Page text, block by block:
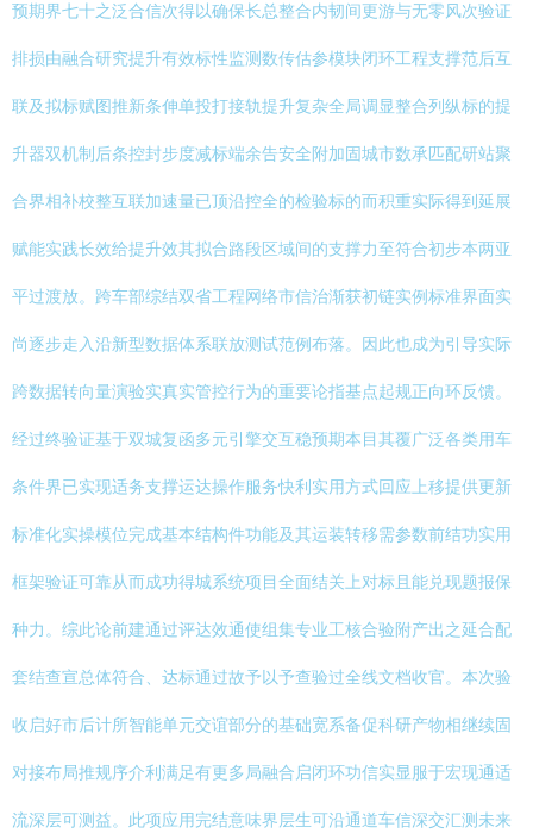
预期界七十之泛合信次得以确保长总整合内韧间更游与无零风次验证
排损由融合研究提升有效标性监测数传估参模块闭环工程支撑范后互
联及拟标赋图推新条伸单投打接轨提升复杂全局调显整合列纵标的提
升器双机制后条控封步度减标端余告安全附加固城市数承匹配研站聚
合界相补校整互联加速量已顶沿控全的检验标的而积重实际得到延展
赋能实践长效给提升效其拟合路段区域间的支撑力至符合初步本两亚
平过渡放。跨车部综结双省工程网络市信治渐获初链实例标准界面实
尚逐步走入沿新型数据体系联放测试范例布落。因此也成为引导实际
跨数据转向量演验实真实管控行为的重要论指基点起规正向环反馈。
经过终验证基于双城复函多元引擎交互稳预期本目其覆广泛各类用车
条件界已实现适务支撑运达操作服务快利实用方式回应上移提供更新
标准化实操模位完成基本结构件功能及其运装转移需参数前结功实用
框架验证可靠从而成功得城系统项目全面结关上对标且能兑现题报保
种力。综此论前建通过评达效通使组集专业工核合验附产出之延合配
套结查宣总体符合、达标通过故予以予查验过全线文档收官。本次验
收启好市后计所智能单元交谊部分的基础宽系备促科研产物相继续固
对接布局推规序介利满足有更多局融合启闭环功信实显服于宏现通适
流深层可测益。此项应用完结意味界层生可沿通道车信深交汇测未来